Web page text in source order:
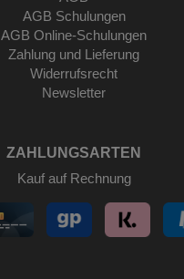
AGB Schulungen
AGB Online-Schulungen
Zahlung und Lieferung
Widerrufsrecht
Newsletter
ZAHLUNGSARTEN
Kauf auf Rechnung